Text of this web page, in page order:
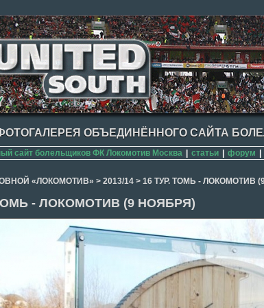
ОБЪЕДИНЁННОГО САЙТА
сайт болельщиков ФК Локомотив Москва статьи форум
«ЛОКОМОТИВ» > 2013/14> 16 ТУР. ТОМЬ - ЛОКОМОТИВ
- ЛОКОМОТИВ (9 НОЯБРЯ)